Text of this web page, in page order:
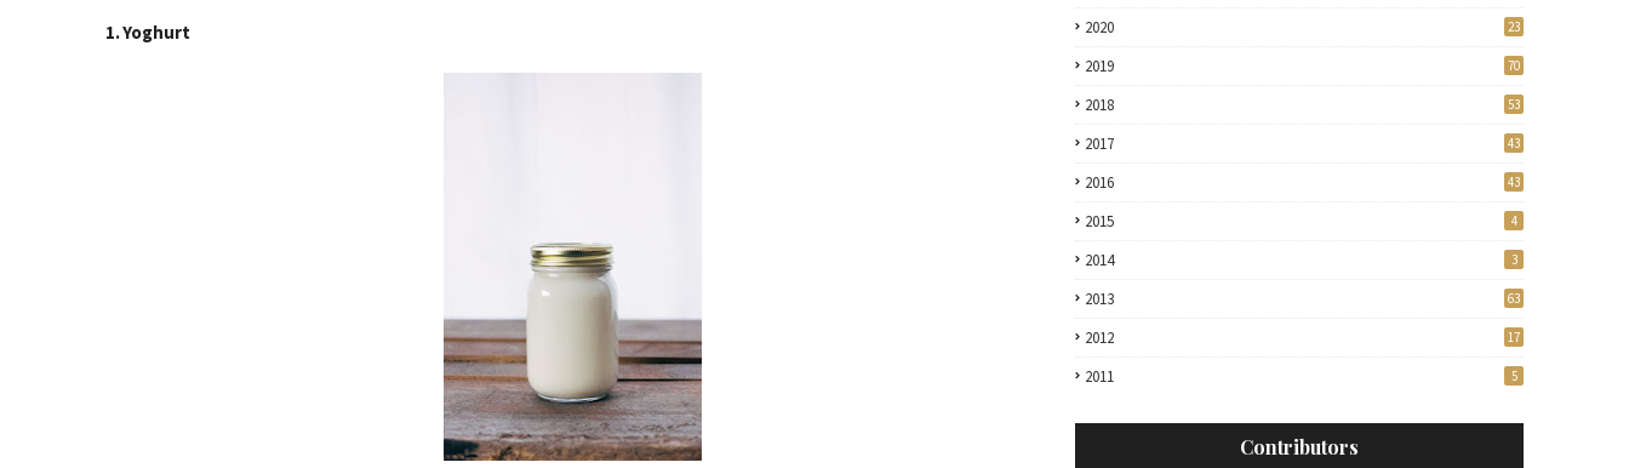
1.Yoghurt 2020 23
2019 70
2018 53
2017 43
2016 43
2015 4
2014 3
2013 63
2012 17
2011 5
Contributors